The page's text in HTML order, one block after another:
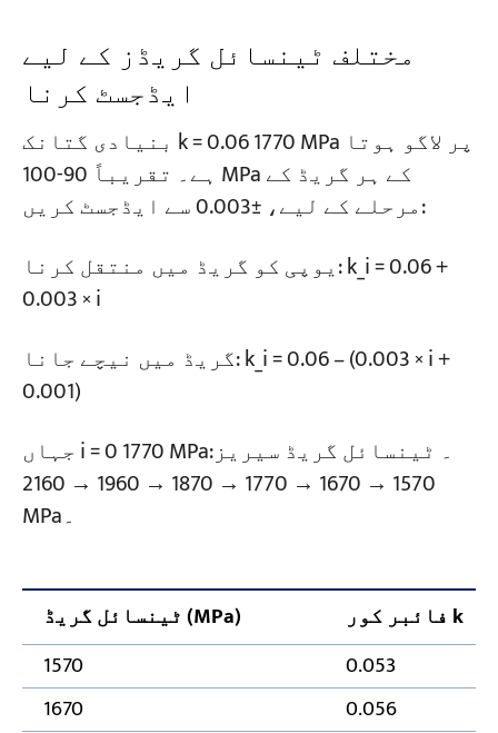
مختلف ٹینسائل گریڈز کے لیے
ایڈجسٹ کرنا
بنیادی گتانک k = 0.06 1770 MPa پر لاگو ہوتا
ہے۔ تقریباً 90-100 MPa کے ہر گریڈ کے
مرحلے کے لیے، ±0.003 سے ایڈجسٹ کریں:
یوپی کو گریڈ میں منتقل کرنا: k_i = 0.06 +
0.003 × i
گریڈ میں نیچے جانا: k_i = 0.06 – (0.003 × i +
0.001)
جہاں i = 0 1770 MPa۔ ٹینسائل گریڈ سیریز:
1570 → 1670 → 1770 → 1870 → 1960 → 2160
MPa۔
ٹینسائل گریڈ (MPa)
فائبر کور k
1570
0.053
1670
0.056